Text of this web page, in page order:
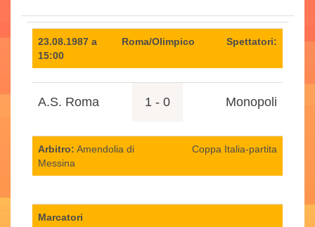
23.08.1987 a
15:00
Roma/Olimpico Spettatori:
A.S. Roma 1 - 0 Monopoli
Arbitro: Amendolia di
Messina
Coppa Italia-partita
Marcatori